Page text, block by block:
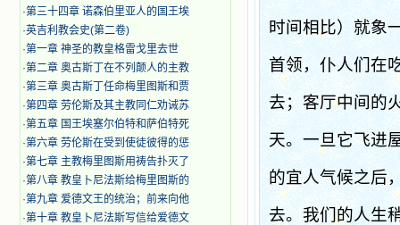
·第三十四章 诺森伯里亚人的国王埃
·英吉利教会史(第二卷)
·第一章 神圣的教皇格雷戈里去世
·第二章 奥古斯丁在不列颠人的主教
·第三章 奥古斯丁任命梅里图斯和贾
·第四章 劳伦斯及其主教同仁劝诫苏
·第五章 国王埃塞尔伯特和萨伯特死
·第六章 劳伦斯在受到使徒彼得的惩
·第七章 主教梅里图斯用祷告扑灭了
·第八章 教皇卜尼法斯给梅里图斯的
·第九章 爱德文王的统治；前来向他
·第十章 教皇卜尼法斯写信给爱德文
时间相比）就象
首领，仆人们在
去；客厅中间的
天。一旦它飞进
的宜人气候之后
去。我们的人生